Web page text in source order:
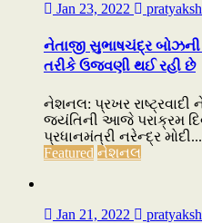
Jan 23, 2022
નેતાજી સુભાષચંદ્ર
તરીકે ઉજવણી થઈ રહી છે
નેશનલ: પ્રખર
જયંતિની આજે પરાક્રમ
પ્રધાનમંત્રી નરેન્દ્ર મોદી...
Featured નેશનલ
Jan 21, 2022